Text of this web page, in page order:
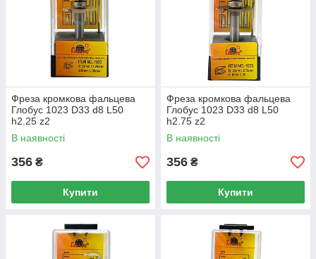
Фреза кромкова фальцева
Глобус 1023 D33 d8 L50
h2.25 z2
В наявності
356 ₴
Купити
Фреза кромкова фальцева
Глобус 1023 D33 d8 L50
h2.75 z2
В наявності
356 ₴
Купити